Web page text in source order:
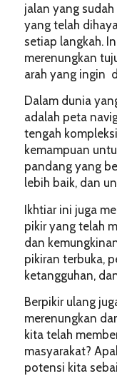
jalan yang
yang telah
setiap langkah.
merenungkan
arah yang ingin
Dalam dunia
adalah peta
tengah
kemampuan
pandang yang
lebih baik, dan
Ikhtiar ini juga
pikir yang telah
dan
pikiran terbuka,
ketangguhan,
Berpikir ulang
merenungkan
kita telah
masyarakat?
potensi kita